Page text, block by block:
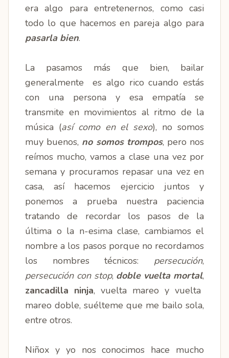
era algo para entretenernos, como casi
todo lo que hacemos en pareja algo para
pasarla bien.
La pasamos más que bien, bailar
generalmente es algo rico cuando estás
con una persona y esa empatía se
transmite en movimientos al ritmo de la
música (así como en el sexo), no somos
muy buenos, no somos trompos, pero nos
reímos mucho, vamos a clase una vez por
semana y procuramos repasar una vez en
casa, así hacemos ejercicio juntos y
ponemos a prueba nuestra paciencia
tratando de recordar los pasos de la
última o la n-esima clase, cambiamos el
nombre a los pasos porque no recordamos
los nombres técnicos: persecución,
persecución con stop, doble vuelta mortal,
zancadilla ninja, vuelta mareo y vuelta
mareo doble, suélteme que me bailo sola,
entre otros.
Niñox y yo nos conocimos hace mucho